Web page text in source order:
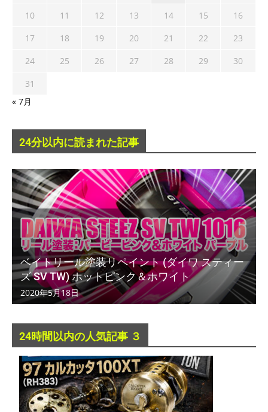
10
11 12 13 14 15
16
17
18 19 20 21 22
23
24
25 26 27 28 29
30
31
« 7月
24分以内に読まれた記事
ベイトリール塗装リペイント (ダイワ スティー
ズ SV TW) ホットピンク＆ホワイト
2020年5月18日
24時間以内の人気記事 ３